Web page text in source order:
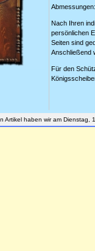
Nach Ihren
persönlichen
Seiten sind
Anschließend
Für den
Artikel haben wir am Dienstag,